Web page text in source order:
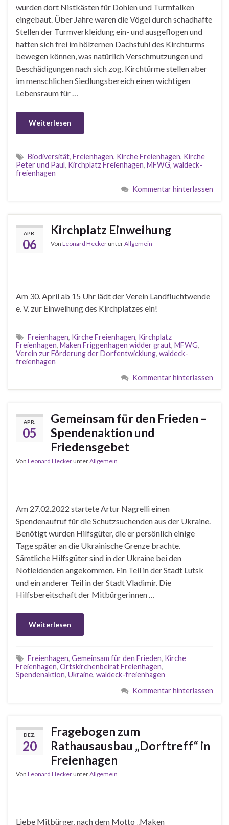
wurden dort Nistkästen für Dohlen und Turmfalken
eingebaut. Über Jahre waren die Vögel durch schadhafte
Stellen der Turmverkleidung ein- und ausgeflogen und
hatten sich frei im hölzernen Dachstuhl des Kirchturms
bewegen können, was natürlich Verschmutzungen und
Beschädigungen nach sich zog. Kirchtürme stellen aber
im menschlichen Siedlungsbereich einen wichtigen
Lebensraum für …
Weiterlesen
Biodiversität, Freienhagen, Kirche Freienhagen, Kirche
Peter und Paul, Kirchplatz Freienhagen, MFWG, waldeck-
freienhagen
Kommentar hinterlassen
APR.
06
Kirchplatz Einweihung
Von Leonard HeckerunterAllgemein
Am 30. April ab 15 Uhr lädt der Verein Landfluchtwende
e. V. zur Einweihung des Kirchplatzes ein!
Freienhagen, Kirche Freienhagen, Kirchplatz
Freienhagen, Maken Friggenhagen widder graut, MFWG,
Verein zur Förderung der Dorfentwicklung, waldeck-
freienhagen
Kommentar hinterlassen
APR.
05
Gemeinsam für den Frieden –
Spendenaktion und
Friedensgebet
Von Leonard HeckerunterAllgemein
Am 27.02.2022 startete Artur Nagrelli einen
Spendenaufruf für die Schutzsuchenden aus der Ukraine.
Benötigt wurden Hilfsgüter, die er persönlich einige
Tage später an die Ukrainische Grenze brachte.
Sämtliche Hilfsgüter sind in der Ukraine bei den
Notleidenden angekommen. Ein Teil in der Stadt Lutsk
und ein anderer Teil in der Stadt Vladimir. Die
Hilfsbereitschaft der Mitbürgerinnen …
Weiterlesen
Freienhagen, Gemeinsam für den Frieden, Kirche
Freienhagen, Ortskirchenbeirat Freienhagen,
Spendenaktion, Ukraine, waldeck-freienhagen
Kommentar hinterlassen
DEZ.
20
Fragebogen zum
Rathausausbau „Dorftreff“ in
Freienhagen
Von Leonard HeckerunterAllgemein
Liebe Mitbürger, nach dem Motto „Maken